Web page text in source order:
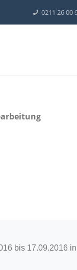
0211 26 00
bis 17.09.2016